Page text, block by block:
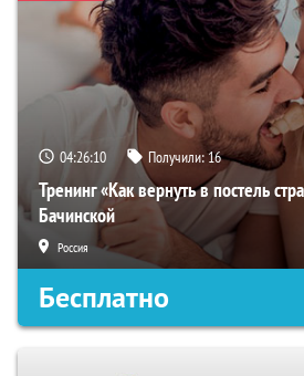
04:26:09 Получили:16
Тренинг «Как вернуть в постель
Бачинской
Россия
Бесплатно